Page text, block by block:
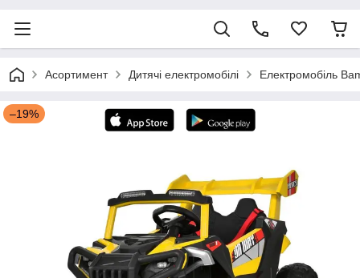
Асортимент Дитячі електромобілі Електромобіль
–19%